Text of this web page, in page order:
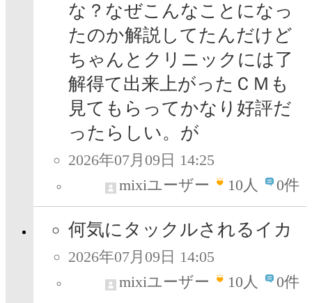
な？なぜこんなことになっ
たのか解説してたんだけど
ちゃんとクリニックには了
解得て出来上がったＣＭも
見てもらってかなり好評だ
ったらしい。が
2026年07月09日 14:25
mixiユーザー
10人 0件
何気にタックルされるイカ
2026年07月09日 14:05
mixiユーザー
10人 0件